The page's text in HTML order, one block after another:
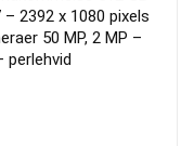
2392 x 1080 pixels
50 MP, 2 MP –
perlehvid